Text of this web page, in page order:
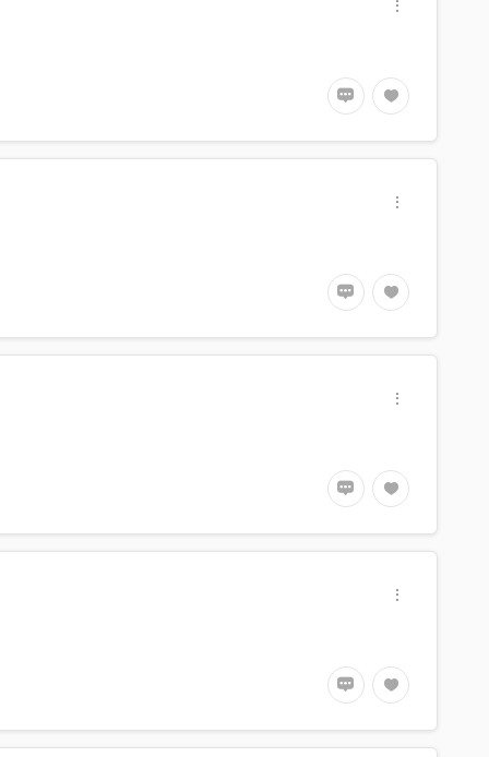
for me to be your escort
part grinding style massage
and edit video footage
than others.